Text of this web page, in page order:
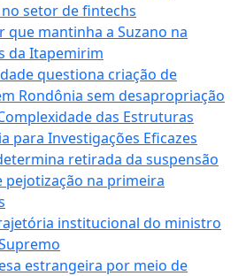
setor de fintechs
que mantinha a Suzano na
da Itapemirim
questiona criação de
Rondônia sem desapropriação
das Estruturas
para Investigações Eficazes
retirada da suspensão
pejotização na primeira
institucional do ministro
estrangeira por meio de